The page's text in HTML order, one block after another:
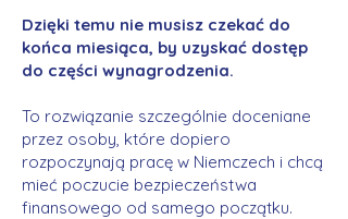
Dzięki temu nie musisz czekać do
końca miesiąca, by uzyskać dostęp
do części wynagrodzenia.
To rozwiązanie szczególnie doceniane
przez osoby, które dopiero
rozpoczynają pracę w Niemczech i chcą
mieć poczucie bezpieczeństwa
finansowego od samego początku.